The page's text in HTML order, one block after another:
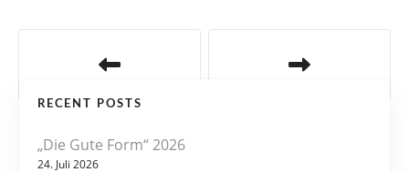
RECENT POSTS
„Die Gute Form“ 2026
24. Juli 2026